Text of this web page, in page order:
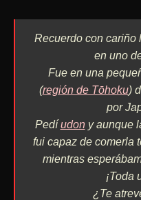
Recuerdo con cariño
en uno
Fue en una
(región de Tōhoku)
por
Pedíudony aunque
fui capaz de comerla
mientras
¡Toda
¿Te